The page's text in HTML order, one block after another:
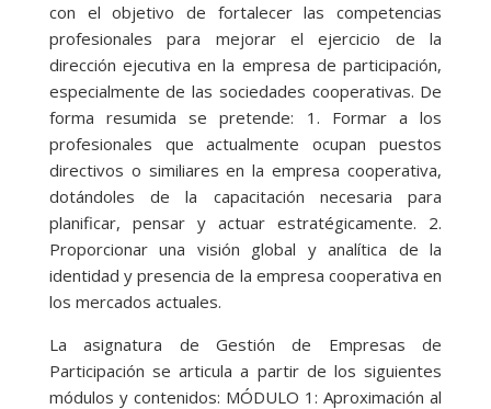
con el objetivo de fortalecer las competencias
profesionales para mejorar el ejercicio de la
dirección ejecutiva en la empresa de participación,
especialmente de las sociedades cooperativas. De
forma resumida se pretende: 1. Formar a los
profesionales que actualmente ocupan puestos
directivos o similiares en la empresa cooperativa,
dotándoles de la capacitación necesaria para
planificar, pensar y actuar estratégicamente. 2.
Proporcionar una visión global y analítica de la
identidad y presencia de la empresa cooperativa en
los mercados actuales.
La asignatura de Gestión de Empresas de
Participación se articula a partir de los siguientes
módulos y contenidos: MÓDULO 1: Aproximación al